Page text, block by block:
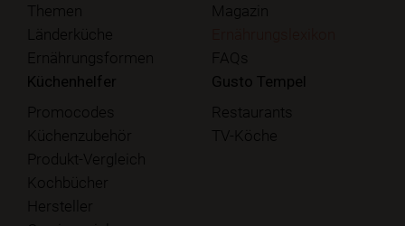
Themen
Länderküche
Ernährungsformen
Magazin
FAQs
Küchenhelfer
Promocodes
Küchenzubehör
Produkt-Vergleich
Kochbücher
Hersteller
Gusto Tempel
Restaurants
TV-Köche